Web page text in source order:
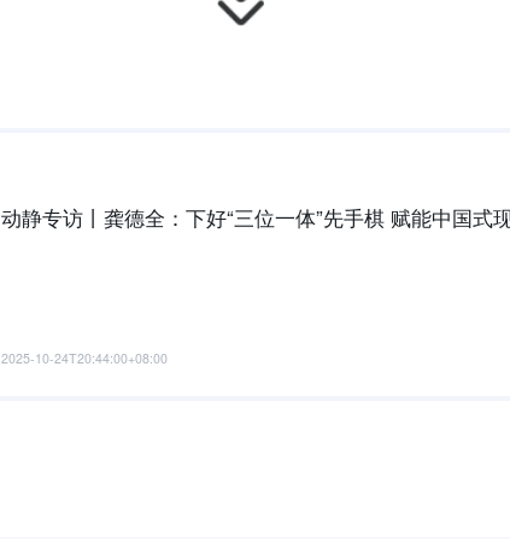
动静专访丨龚德全：下好“三位一体”先手棋 赋能中国式
2025-10-24T20:44:00+08:00